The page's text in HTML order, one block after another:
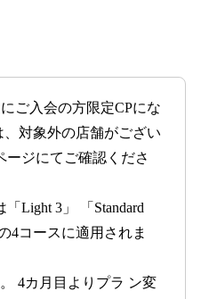
ご入会の方限定CPにな
対象外の店舗がござい
ージにてご確認くださ
Light 3」 「Standard
4コースに適用されま
4カ月目よりプラ ン変